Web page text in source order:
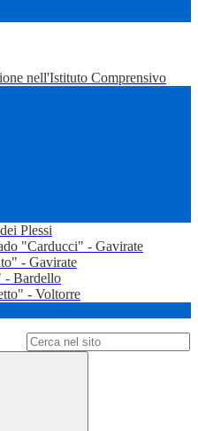
nell'Istituto Comprensivo
Plessi
"Carducci" - Gavirate
- Gavirate
- Bardello
- Voltorre